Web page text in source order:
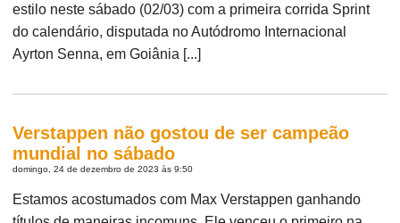
estilo neste sábado (02/03) com a primeira corrida Sprint
do calendário, disputada no Autódromo Internacional
Ayrton Senna, em Goiânia [...]
Verstappen não gostou de ser campeão
mundial no sábado
domingo, 24 de dezembro de 2023 às 9:50
Estamos acostumados com Max Verstappen ganhando